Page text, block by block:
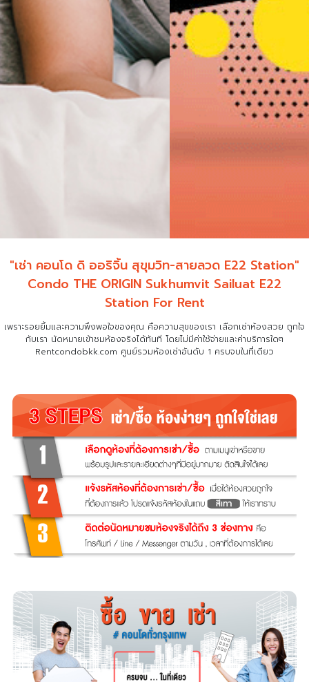
"เช่า คอนโด ดิ ออริจิ้น สุขุมวิท-สายลวด E22 Station"
Condo THE ORIGIN Sukhumvit Sailuat E22
Station For Rent
เพราะรอยยิ้มและความพึงพอใจของคุณ คือความสุขของเรา เลือกเช่าห้องสวย ถูกใจ
กับเรา นัดหมายเข้าชมห้องจริงได้ทันที โดยไม่มีค่าใช้จ่ายและค่าบริการใดๆ
Rentcondobkk.com ศูนย์รวมห้องเช่าอันดับ 1 ครบจบในที่เดียว